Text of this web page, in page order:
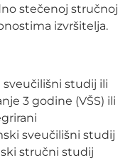
stečenoj stručnoj
izvršitelja.
studij ili
3 godine (VŠS) ili
sveučilišni studij
stručni studij